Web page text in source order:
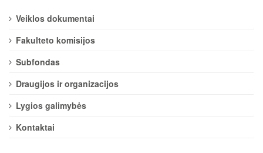
Veiklos dokumentai
Fakulteto komisijos
Subfondas
Draugijos ir organizacijos
Lygios galimybės
Kontaktai